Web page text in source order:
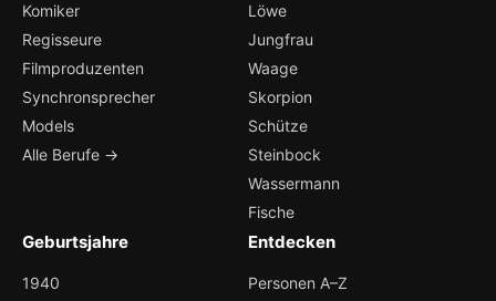
Komiker
Regisseure
Filmproduzenten
Synchronsprecher
Models
Alle Berufe →
Löwe
Jungfrau
Waage
Skorpion
Schütze
Steinbock
Wassermann
Fische
Geburtsjahre
1940
Entdecken
Personen A–Z